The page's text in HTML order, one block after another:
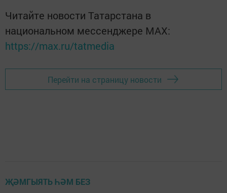
Читайте новости Татарстана в
национальном мессенджере MАХ:
https://max.ru/tatmedia
Перейти на страницу новости
ҖӘМГЫЯТЬ ҺӘМ БЕЗ